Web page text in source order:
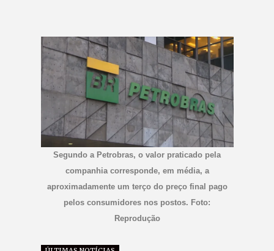
Segundo a Petrobras, o valor praticado pela
companhia corresponde, em média, a
aproximadamente um terço do preço final pago
pelos consumidores nos postos. Foto:
Reprodução